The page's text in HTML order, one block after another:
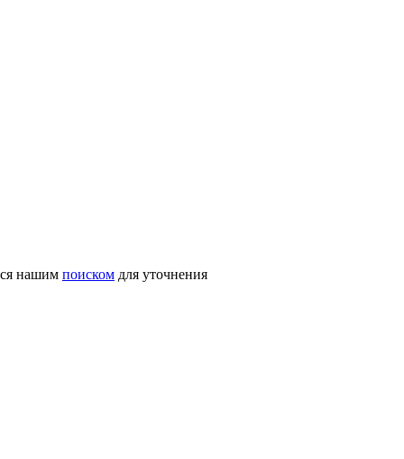
нашим поиском для уточнения